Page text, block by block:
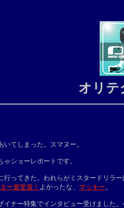
オリテ
てしまった。スマヌー。
ゃショーレポートです。
行ってきた。われらがミスタードリラー
ー賞受賞！ よかったな、 マッキー 。
イナー特集でインタビュー受けました。